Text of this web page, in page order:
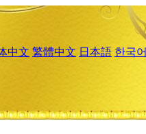
中文 繁體中文 日本語 한국어